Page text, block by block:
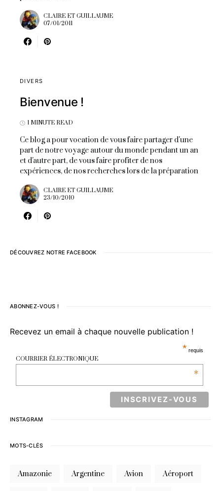
CLAIRE ET GUILLAUME
07/01/2011
DIVERS
Bienvenue !
1 MINUTE READ
Ce blog a pour vocation de vous faire partager d'une
part de notre voyage autour du monde pendant un an
et d'autre part, de vous faire profiter de nos
expériences, de nos recherches lors de la préparation
CLAIRE ET GUILLAUME
23/10/2010
DÉCOUVREZ NOTRE FACEBOOK
ABONNEZ-VOUS !
Recevez un email à chaque nouvelle publication !
* requis
COURRIER ÉLECTRONIQUE
*
INSTAGRAM
MOTS-CLÉS
Amazonie Argentine Avion Aéroport